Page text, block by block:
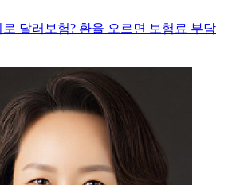
로 달러보험? 환율 오르면 보험료 부담